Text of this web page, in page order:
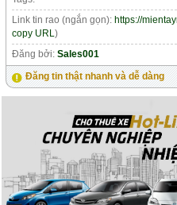
Link tin rao (ngắn gọn): https://
copy URL)
Đăng bởi:Sales001
Đăng tin thật nhanh và dễ dàng